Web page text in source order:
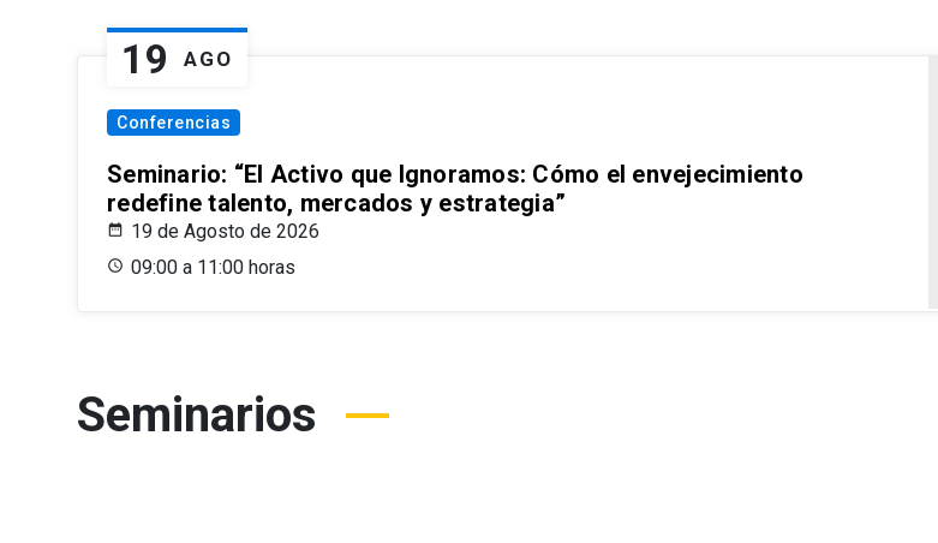
19 AGO
Conferencias
Seminario: “El Activo que Ignoramos: Cómo el envejecimiento
redefine talento, mercados y estrategia”
19 de Agosto de 2026
09:00 a 11:00 horas
Seminarios